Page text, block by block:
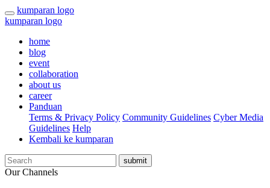
kumparan logo
kumparan logo
home
blog
event
collaboration
about us
career
Panduan
Terms & Privacy Policy Community Guidelines Cyber Media
Guidelines Help
Kembali ke kumparan
submit
Our Channels